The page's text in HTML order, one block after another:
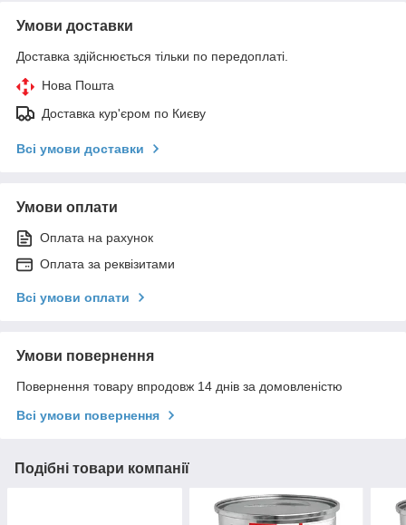
Умови доставки
Доставка здійснюється тільки по передоплаті.
Нова Пошта
Доставка кур'єром по Києву
Всі умови доставки
Умови оплати
Оплата на рахунок
Оплата за реквізитами
Всі умови оплати
Умови повернення
Повернення товару впродовж 14 днів за домовленістю
Всі умови повернення
Подібні товари компанії